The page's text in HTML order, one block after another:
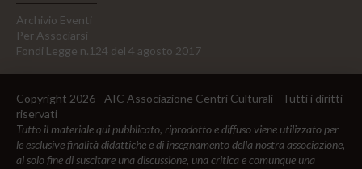
Archivio Eventi
Per Associarsi
Fondi Legge n.124 del 4 agosto 2017
Copyright 2026 - AIC Associazione Centri Culturali - Tutti i diritti
riservati
Tutto il materiale qui pubblicato, riprodotto e diffuso viene utilizzato per
le esclusive finalità didattiche e di insegnamento della nostra associazione,
al solo fine di suscitare una discussione, una critica e comunque una